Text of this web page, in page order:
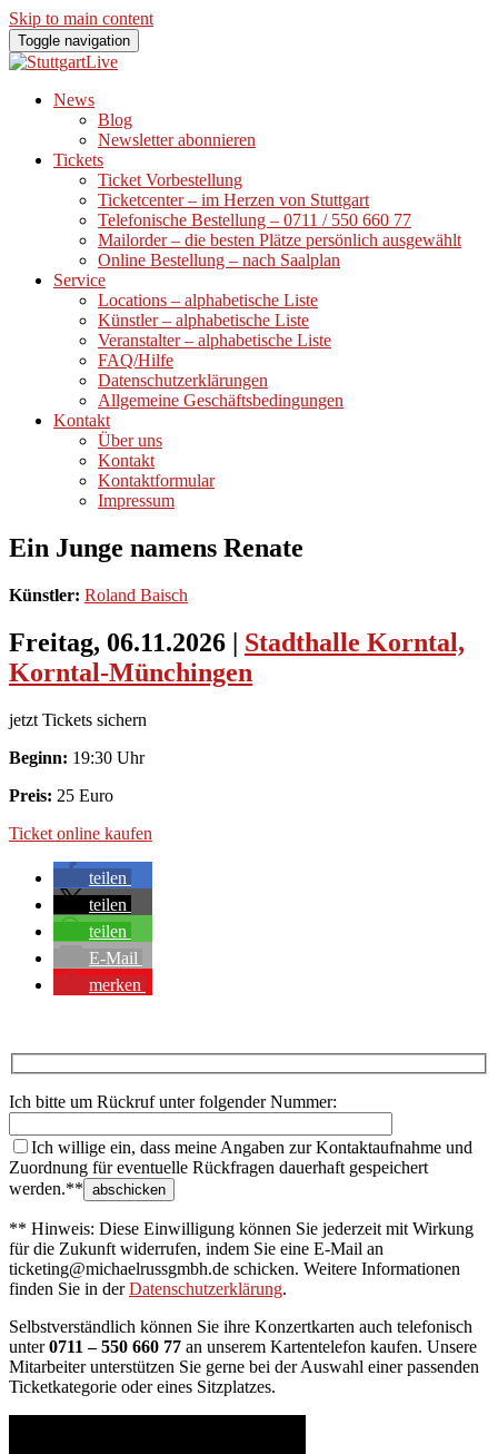
Skip to main content
Toggle navigation
News
Blog
Newsletter abonnieren
Tickets
Ticket Vorbestellung
Ticketcenter – im Herzen von Stuttgart
Telefonische Bestellung – 0711 / 550 660 77
Mailorder – die besten Plätze persönlich ausgewählt
Online Bestellung – nach Saalplan
Service
Locations – alphabetische Liste
Künstler – alphabetische Liste
Veranstalter – alphabetische Liste
FAQ/Hilfe
Datenschutzerklärungen
Allgemeine Geschäftsbedingungen
Kontakt
Über uns
Kontakt
Kontaktformular
Impressum
Ein Junge namens Renate
Künstler: Roland Baisch
Freitag, 06.11.2026 | Stadthalle Korntal,
Korntal-Münchingen
jetzt Tickets sichern
Beginn: 19:30 Uhr
Preis: 25 Euro
Ticket online kaufen
teilen
teilen
teilen
E-Mail
merken
Ich bitte um Rückruf unter folgender Nummer:
Ich willige ein, dass meine Angaben zur Kontaktaufnahme und
Zuordnung für eventuelle Rückfragen dauerhaft gespeichert
werden.**
** Hinweis: Diese Einwilligung können Sie jederzeit mit Wirkung
für die Zukunft widerrufen, indem Sie eine E-Mail an
ticketing@michaelrussgmbh.de schicken. Weitere Informationen
finden Sie in derDatenschutzerklärung.
Selbstverständlich können Sie ihre Konzertkarten auch telefonisch
unter0711 – 550 660 77 an unserem Kartentelefon kaufen. Unsere
Mitarbeiter unterstützen Sie gerne bei der Auswahl einer passenden
Ticketkategorie oder eines Sitzplatzes.